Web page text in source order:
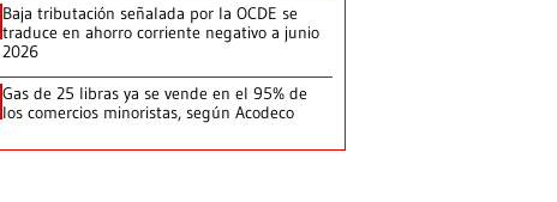
Baja tributación señalada por la OCDE se
traduce en ahorro corriente negativo a junio
2026
Gas de 25 libras ya se vende en el 95% de
los comercios minoristas, según Acodeco